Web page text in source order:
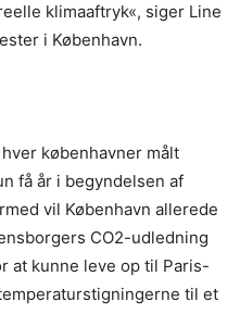
klimaaftryk«, siger Line
i København.
københavner målt
få år i begyndelsen af
vil København allerede
CO2-udledning
at kunne leve op til Paris-
til et